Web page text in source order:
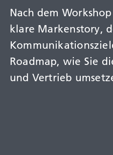
Nach dem
klare Markenstory,
Roadmap, wie Sie
und Vertrieb